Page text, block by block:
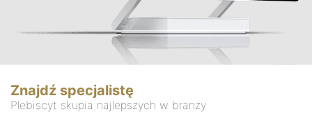
Znajdź specjalistę
Plebiscyt skupia najlepszych w branży